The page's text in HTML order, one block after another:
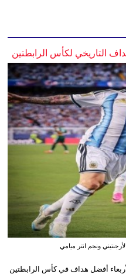
التاريخي لكأس الرابطتين
ونجم انتر ميامي
أفضل هداف في كأس الرابطتين